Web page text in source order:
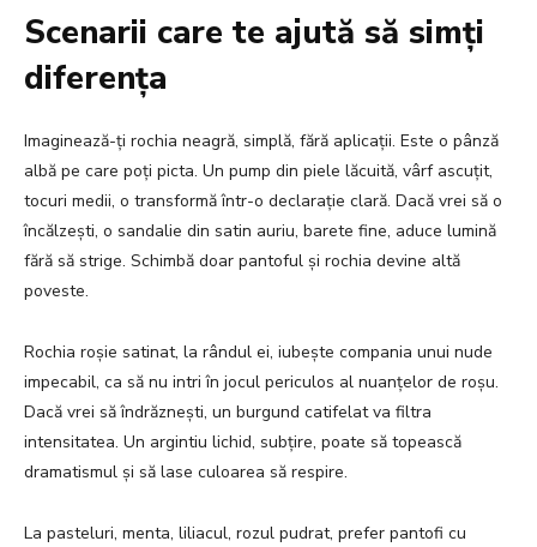
Scenarii care te ajută să simți
diferența
Imaginează-ți rochia neagră, simplă, fără aplicații. Este o pânză
albă pe care poți picta. Un pump din piele lăcuită, vârf ascuțit,
tocuri medii, o transformă într-o declarație clară. Dacă vrei să o
încălzești, o sandalie din satin auriu, barete fine, aduce lumină
fără să strige. Schimbă doar pantoful și rochia devine altă
poveste.
Rochia roșie satinat, la rândul ei, iubește compania unui nude
impecabil, ca să nu intri în jocul periculos al nuanțelor de roșu.
Dacă vrei să îndrăznești, un burgund catifelat va filtra
intensitatea. Un argintiu lichid, subțire, poate să topească
dramatismul și să lase culoarea să respire.
La pasteluri, menta, liliacul, rozul pudrat, prefer pantofi cu